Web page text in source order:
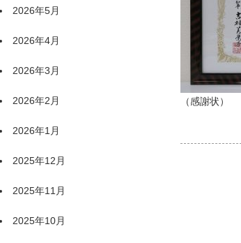
2026年5月
2026年4月
2026年3月
2026年2月
2026年1月
2025年12月
2025年11月
2025年10月
（感謝状）